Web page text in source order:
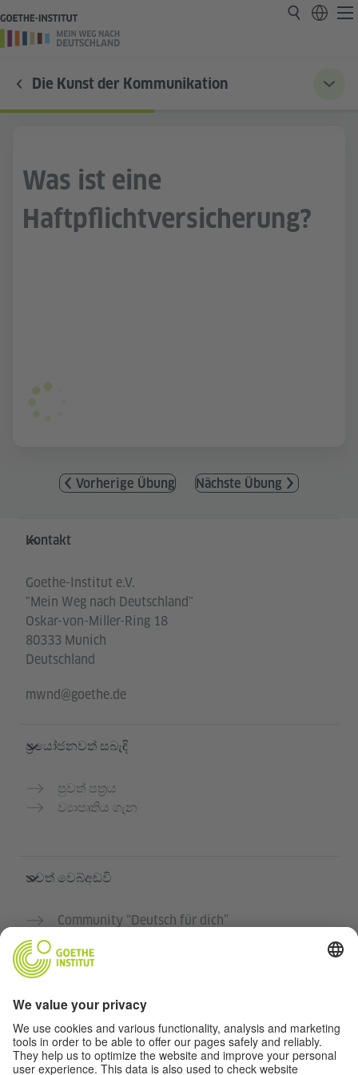
Die Kunst der Kommunikation
Was ist eine
Haftpflichtversicherung?
Vorherige Übung Nächste Übung
Service- und Informationsbereich
Kontakt
Goethe-Institut e.V.
"Mein Weg nach Deutschland"
Oskar-von-Miller-Ring 18
80333 Munich
Deutschland
mwnd@goethe.de
ප්‍රයෝජනවත් සබැඳි
පුවත් පත්‍රය
ව්‍යාපෘතිය ගැන
තවත් වෙබ්අඩවි
Community “Deutsch für dich”
ගෝතේ ආයතනයේ ජර්මන් භාෂා පාඨමාලා
රහස්‍යතා සහ ප්‍රවේශය